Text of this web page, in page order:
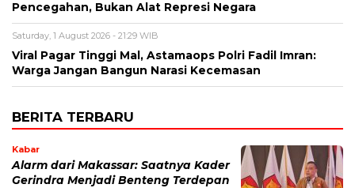
Pencegahan, Bukan Alat Represi Negara
Saturday, 1 August 2026 - 21:29 WIB
Viral Pagar Tinggi Mal, Astamaops Polri Fadil Imran:
Warga Jangan Bangun Narasi Kecemasan
BERITA TERBARU
Kabar
Alarm dari Makassar: Saatnya Kader
Gerindra Menjadi Benteng Terdepan